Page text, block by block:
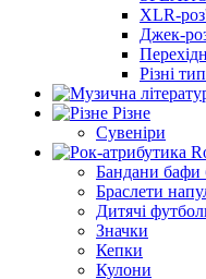
XLR-
Джек-
Різні
Різне
Сувеніри
Бандани бафи
Браслети
Дитячі
Значки
Кепки
Кулони